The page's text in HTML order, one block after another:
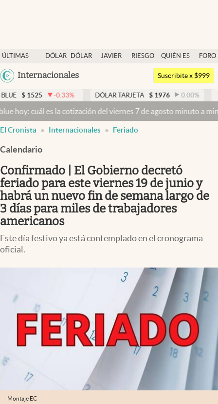
ÚLTIMAS
NOTICIAS
DÓLAR
DÓLAR
JAVIER
RIESGO
QUIÉN ES
QUIÉN
FORO
Argentina
México
Internacionales
Dólar
Members
Economía y Política
Finanzas y Mercados
Mercados Online
Negocios
Columnistas
Otras secciones
Apertura
Infotechnology
Clase
Eventos Corporativos
El Cronista Studio
Mediakit
Suscribite x $999
-0.33% DÓLAR TARJETA $ 1976 0.00 % DÓLAR MEP
la cotización del viernes 7 de agosto minuto a minutoDólar hoy
El Cronista Internacionales Feriado
Calendario
Confirmado | El Gobierno decretó
feriado para este viernes 19 de junio y
habrá un nuevo fin de semana largo de
3 días para miles de trabajadores
americanos
Este día festivo ya está contemplado en el cronograma
oficial.
Montaje EC